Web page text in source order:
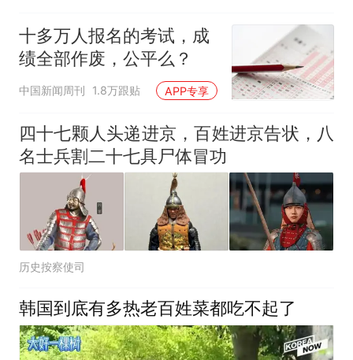
十多万人报名的考试，成
绩全部作废，公平么？
中国新闻周刊 1.8万跟贴 APP专享
四十七颗人头递进京，百姓进京告状，八
名士兵割二十七具尸体冒功
历史按察使司
韩国到底有多热老百姓菜都吃不起了